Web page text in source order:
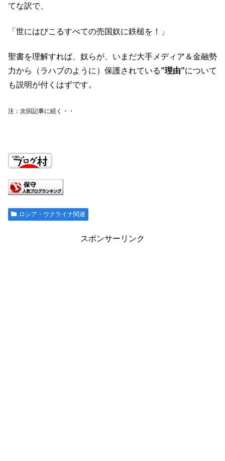
てな訳で、
「世にはびこるすべての売国奴に鉄槌を！」
聖書を理解すれば、奴らが、いまだ大手メディア＆金融勢
力から（ラハブのように）保護されている”理由”について
も説明が付くはずです。
注：次回記事に続く・・
ロシア・ウクライナ関連
スポンサーリンク